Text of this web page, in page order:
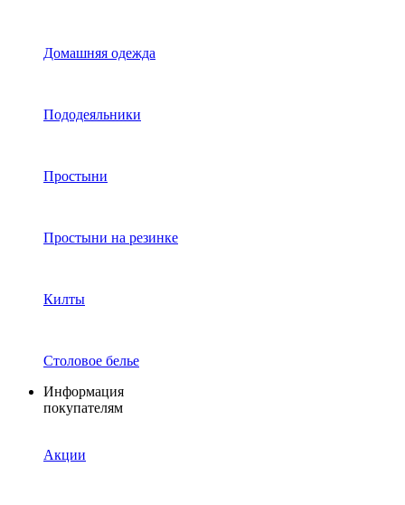
Домашняя одежда
Пододеяльники
Простыни
Простыни на резинке
Килты
Столовое белье
Информация
покупателям
Акции